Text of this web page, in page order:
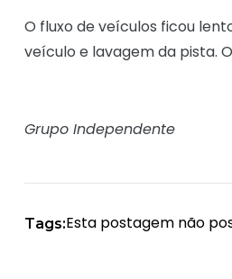
O fluxo de veículos ficou
veículo e lavagem da pista.
Grupo Independente
Tags:Esta postagem não